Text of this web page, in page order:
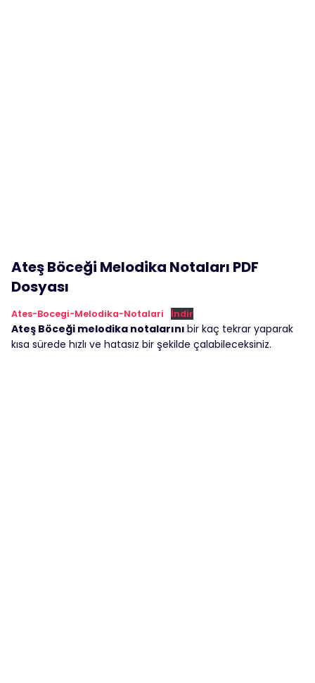
Ateş Böceği Melodika Notaları PDF
Dosyası
Ates-Bocegi-Melodika-Notalari İndir
Ateş Böceği melodika notalarını bir kaç tekrar yaparak
kısa sürede hızlı ve hatasız bir şekilde çalabileceksiniz.